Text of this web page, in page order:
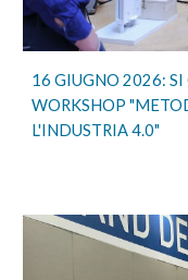
16 GIUGNO 2026: SI
WORKSHOP
L'INDUSTRIA 4.0"